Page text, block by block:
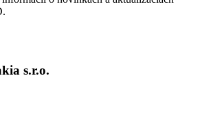
s.r.o.